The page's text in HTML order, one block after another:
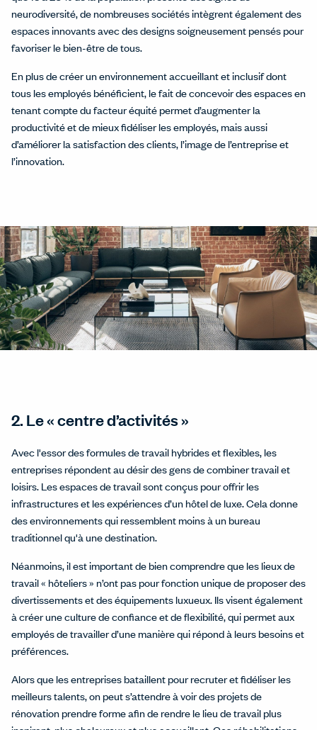
neurodiversité, de nombreuses sociétés intègrent également des
espaces innovants avec des designs soigneusement pensés pour
favoriser le bien-être de tous.
En plus de créer un environnement accueillant et inclusif dont
tous les employés bénéficient, le fait de concevoir des espaces en
tenant compte du facteur équité permet d’augmenter la
productivité et de mieux fidéliser les employés, mais aussi
d’améliorer la satisfaction des clients, l’image de l’entreprise et
l’innovation.
2. Le « centre d’activités »
Avec l'essor des formules de travail hybrides et flexibles, les
entreprises répondent au désir des gens de combiner travail et
loisirs. Les espaces de travail sont conçus pour offrir les
infrastructures et les expériences d’un hôtel de luxe. Cela donne
des environnements qui ressemblent moins à un bureau
traditionnel qu'à une destination.
Néanmoins, il est important de bien comprendre que les lieux de
travail « hôteliers » n’ont pas pour fonction unique de proposer des
divertissements et des équipements luxueux. Ils visent également
à créer une culture de confiance et de flexibilité, qui permet aux
employés de travailler d’une manière qui répond à leurs besoins et
préférences.
Alors que les entreprises bataillent pour recruter et fidéliser les
meilleurs talents, on peut s’attendre à voir des projets de
rénovation prendre forme afin de rendre le lieu de travail plus